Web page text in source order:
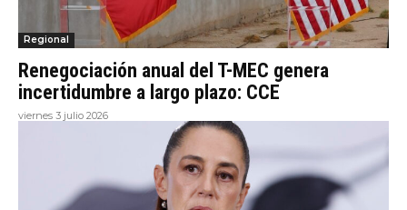
Regional
Renegociación anual del T-MEC genera
incertidumbre a largo plazo: CCE
viernes 3 julio 2026